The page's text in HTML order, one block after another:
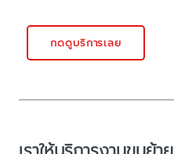
กดดูบริการเลย